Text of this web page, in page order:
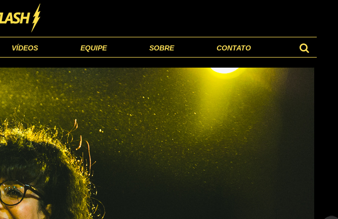
VÍDEOS EQUIPE SOBRE CONTATO